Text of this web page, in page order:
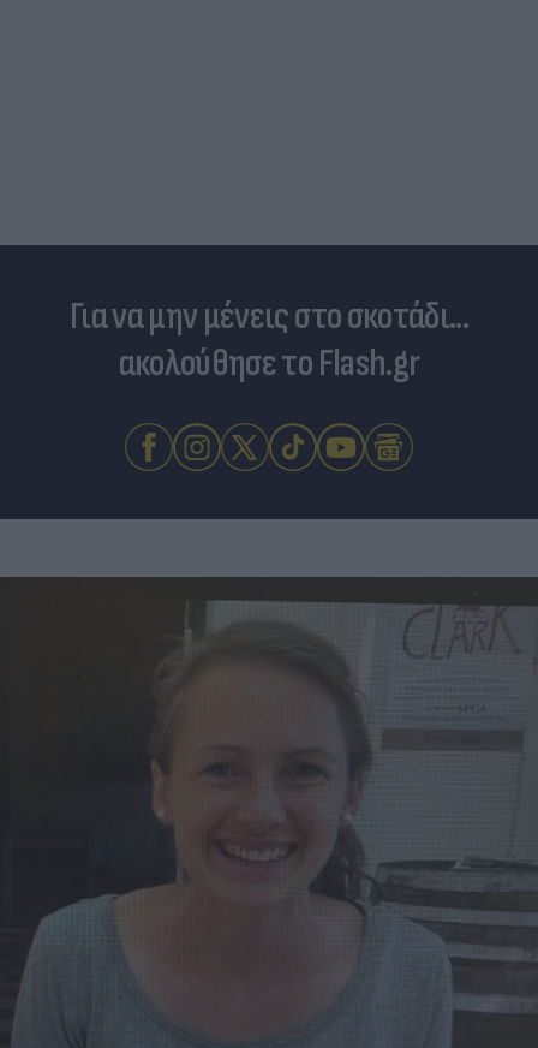
Για να μην μένεις στο σκοτάδι...
ακολούθησε το Flash.gr